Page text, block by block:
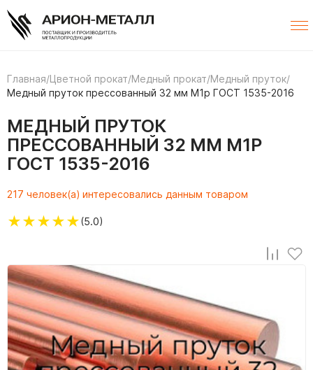
Главная/Цветной прокат/Медный прокат/Медный пруток/
Медный пруток прессованный 32 мм М1р ГОСТ 1535-2016
МЕДНЫЙ ПРУТОК
ПРЕССОВАННЫЙ 32 ММ М1Р
ГОСТ 1535-2016
217 человек(а) интересовались данным товаром
★★★★★(5.0)